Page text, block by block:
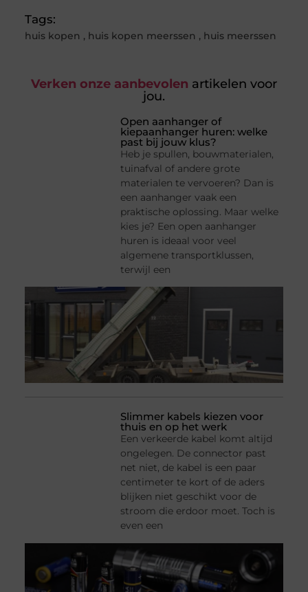
Tags:
huis kopen , huis kopen meerssen , huis meerssen
Verken onze aanbevolen artikelen voor
jou.
Open aanhanger of
kiepaanhanger huren: welke
past bij jouw klus?
Heb je spullen, bouwmaterialen,
tuinafval of andere grote
materialen te vervoeren? Dan is
een aanhanger vaak een
praktische oplossing. Maar welke
kies je? Een open aanhanger
huren is ideaal voor veel
algemene transportklussen,
terwijl een
Slimmer kabels kiezen voor
thuis en op het werk
Een verkeerde kabel komt altijd
ongelegen. De connector past
net niet, de kabel is een paar
centimeter te kort of de aders
blijken niet geschikt voor de
stroom die erdoor moet. Toch is
even een